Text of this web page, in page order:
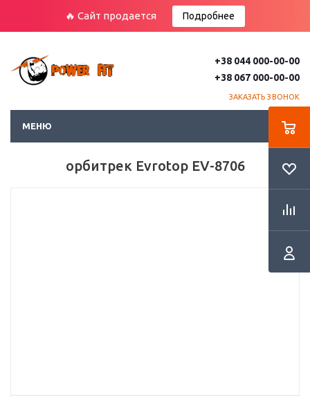
🔥 Сайт продается Подробнее
+38 044 000-00-00
+38 067 000-00-00
ЗАКАЗАТЬ ЗВОНОК
МЕНЮ
орбитрек Evrotop EV-8706